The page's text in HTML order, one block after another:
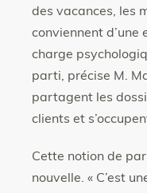
des vacances, les
conviennent
charge
parti, précise M.
partagent les
clients et
Cette notion de
nouvelle. « C’est